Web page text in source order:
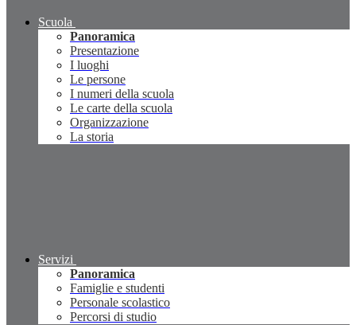
Scuola
Panoramica
Presentazione
I luoghi
Le persone
I numeri della scuola
Le carte della scuola
Organizzazione
La storia
Servizi
Panoramica
Famiglie e studenti
Personale scolastico
Percorsi di studio